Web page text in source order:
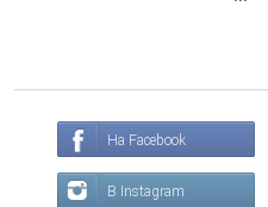
На Facebook
В Instagram